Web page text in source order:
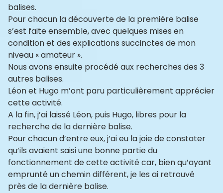
balises.
Pour chacun la découverte de la première balise
s’est faite ensemble, avec quelques mises en
condition et des explications succinctes de mon
niveau « amateur ».
Nous avons ensuite procédé aux recherches des 3
autres balises.
Léon et Hugo m’ont paru particulièrement apprécier
cette activité.
A la fin, j’ai laissé Léon, puis Hugo, libres pour la
recherche de la dernière balise.
Pour chacun d’entre eux, j’ai eu la joie de constater
qu’ils avaient saisi une bonne partie du
fonctionnement de cette activité car, bien qu’ayant
emprunté un chemin différent, je les ai retrouvé
près de la dernière balise.